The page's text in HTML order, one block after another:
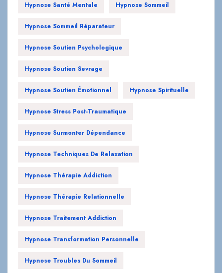
Hypnose Santé Mentale Hypnose Sommeil
Hypnose Sommeil Réparateur
Hypnose Soutien Psychologique
Hypnose Soutien Sevrage
Hypnose Soutien Émotionnel Hypnose Spirituelle
Hypnose Stress Post-Traumatique
Hypnose Surmonter Dépendance
Hypnose Techniques De Relaxation
Hypnose Thérapie Addiction
Hypnose Thérapie Relationnelle
Hypnose Traitement Addiction
Hypnose Transformation Personnelle
Hypnose Troubles Du Sommeil